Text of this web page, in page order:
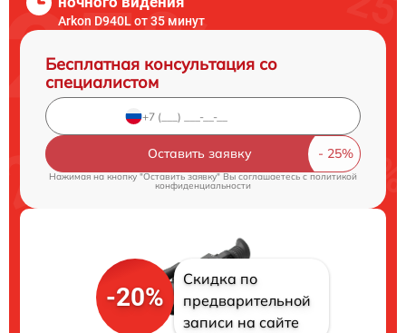
Arkon D940L от 35 минут
Бесплатная консультация со
специалистом
Оставить заявку
Нажимая на кнопку "Оставить заявку" Вы соглашаетесь c политикой
конфиденциальности
-20%
Скидка по
предварительной
записи на сайте